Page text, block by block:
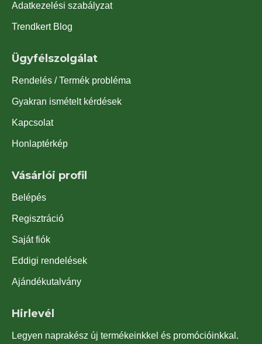
Adatkezelési szabályzat
Trendkert Blog
Ügyfélszolgálat
Rendelés / Termék probléma
Gyakran ismételt kérdések
Kapcsolat
Honlaptérkép
Vásárlói profil
Belépés
Regisztráció
Saját fiók
Eddigi rendelések
Ajándékutalvány
Hirlevél
Legyen naprakész új termékeinkkel és promócióinkkal.